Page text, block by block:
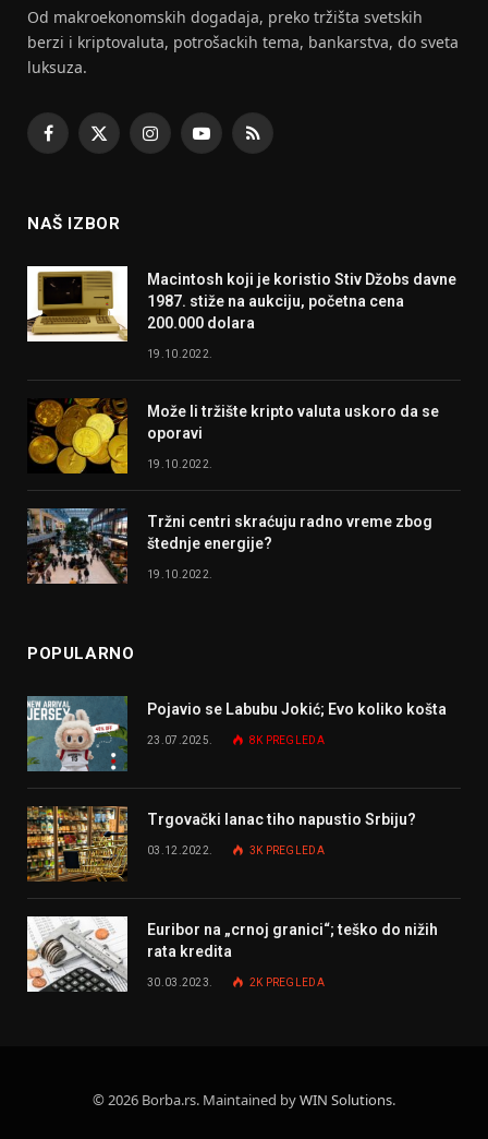
Od makroekonomskih dogadaja, preko tržišta svetskih
berzi i kriptovaluta, potrošackih tema, bankarstva, do sveta
luksuza.
Facebook
X
InstagramYouTubeRSS
NAŠ IZBOR
Macintosh koji je koristio Stiv Džobs davne
1987. stiže na aukciju, početna cena
200.000 dolara
19.10.2022.
Može li tržište kripto valuta uskoro da se
oporavi
19.10.2022.
Tržni centri skraćuju radno vreme zbog
štednje energije?
19.10.2022.
POPULARNO
Pojavio se Labubu Jokić; Evo koliko košta
23.07.2025. 8K PREGLEDA
Trgovački lanac tiho napustio Srbiju?
03.12.2022. 3K PREGLEDA
Euribor na „crnoj granici“; teško do nižih
rata kredita
30.03.2023. 2K PREGLEDA
© 2026 Borba.rs. Maintained byWIN Solutions.